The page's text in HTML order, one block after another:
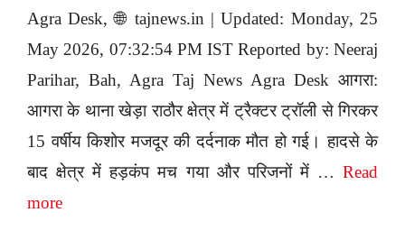
Agra Desk, 🌐 tajnews.in | Updated: Monday, 25
May 2026, 07:32:54 PM IST Reported by: Neeraj
Parihar, Bah, Agra Taj News Agra Desk आगरा:
आगरा के थाना खेड़ा राठौर क्षेत्र में ट्रैक्टर ट्रॉली से गिरकर
15 वर्षीय किशोर मजदूर की दर्दनाक मौत हो गई। हादसे के
बाद क्षेत्र में हड़कंप मच गया और परिजनों में … Read
more